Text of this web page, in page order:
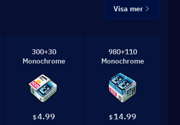
Visa mer
300+30
Monochrome
$4.99
980+110
Monochrome
$ 14.99